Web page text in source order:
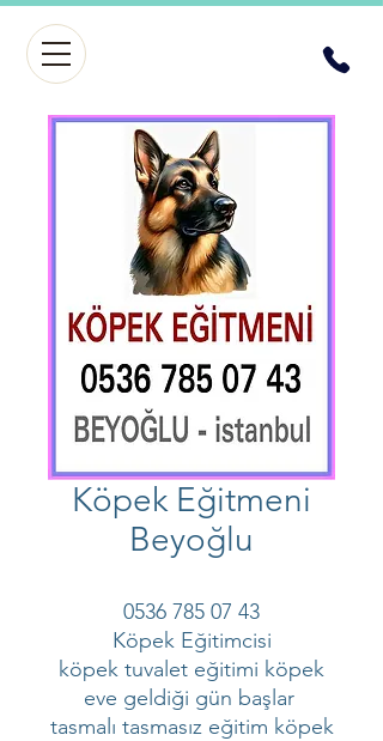
Köpek Eğitmeni
Beyoğlu
0536 785 07 43
Köpek Eğitimcisi
köpek tuvalet eğitimi köpek
eve geldiği gün başlar
tasmalı tasmasız eğitim köpek